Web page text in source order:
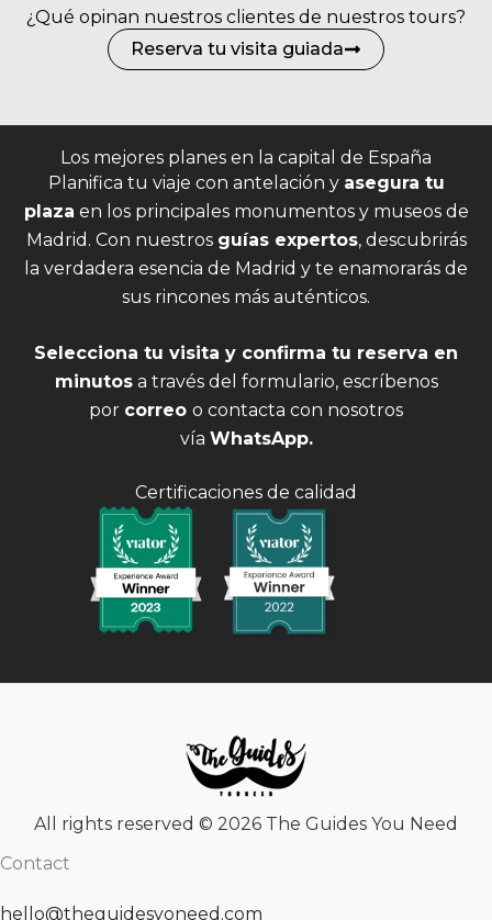
¿Qué opinan nuestros clientes de nuestros tours?
Reserva tu visita guiada
Los mejores planes en la capital de España
Planifica tu viaje con antelación y asegura tu
plaza en los principales monumentos y museos de
Madrid. Con nuestros guías expertos, descubrirás
la verdadera esencia de Madrid y te enamorarás de
sus rincones más auténticos.
Selecciona tu visita y confirma tu reserva en
minutosa través del formulario, escríbenos
por correo o contacta con nosotros
vía WhatsApp.
Certificaciones de calidad
All rights reserved © 2026 The Guides You Need
Contact
hello@theguidesyoneed.com